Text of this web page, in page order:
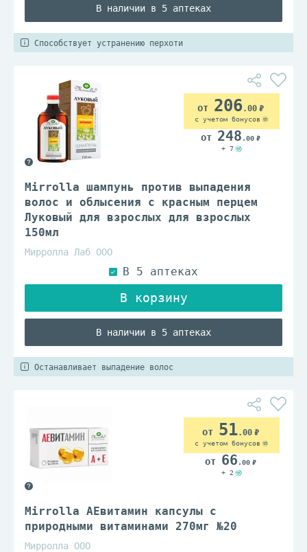
В наличии в 5 аптеках
Способствует устранению перхоти
Mirrolla шампунь против выпадения
волос и облысения с красным перцем
Луковый для взрослых для взрослых
150мл
Мирролла Лаб ООО
В наличии в 5 аптеках
206.00
с учетом бонусов
248 .00
+ 7
Останавливает выпадение волос
Mirrolla АЕвитамин капсулы с
природными витаминами 270мг №20
Мирролла ООО
51.00
с учетом бонусов
66 .00
+ 2